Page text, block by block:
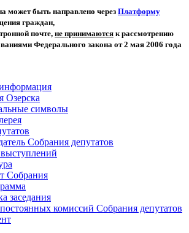
может быть направлено через Платформу
граждан,
почте, не принимаются к рассмотрению
Федерального закона от 2 мая 2006 года
Озерска
символы
Собрания депутатов
Собрания
заседания
комиссий Собрания депутатов